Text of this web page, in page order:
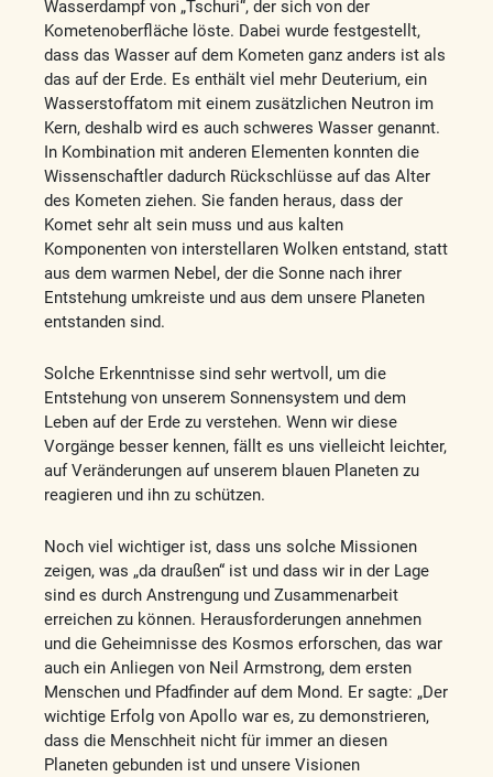
Wasserdampf von „Tschuri“, der sich von der
Kometenoberfläche löste. Dabei wurde festgestellt,
dass das Wasser auf dem Kometen ganz anders ist als
das auf der Erde. Es enthält viel mehr Deuterium, ein
Wasserstoffatom mit einem zusätzlichen Neutron im
Kern, deshalb wird es auch schweres Wasser genannt.
In Kombination mit anderen Elementen konnten die
Wissenschaftler dadurch Rückschlüsse auf das Alter
des Kometen ziehen. Sie fanden heraus, dass der
Komet sehr alt sein muss und aus kalten
Komponenten von interstellaren Wolken entstand, statt
aus dem warmen Nebel, der die Sonne nach ihrer
Entstehung umkreiste und aus dem unsere Planeten
entstanden sind.
Solche Erkenntnisse sind sehr wertvoll, um die
Entstehung von unserem Sonnensystem und dem
Leben auf der Erde zu verstehen. Wenn wir diese
Vorgänge besser kennen, fällt es uns vielleicht leichter,
auf Veränderungen auf unserem blauen Planeten zu
reagieren und ihn zu schützen.
Noch viel wichtiger ist, dass uns solche Missionen
zeigen, was „da draußen“ ist und dass wir in der Lage
sind es durch Anstrengung und Zusammenarbeit
erreichen zu können. Herausforderungen annehmen
und die Geheimnisse des Kosmos erforschen, das war
auch ein Anliegen von Neil Armstrong, dem ersten
Menschen und Pfadfinder auf dem Mond. Er sagte: „Der
wichtige Erfolg von Apollo war es, zu demonstrieren,
dass die Menschheit nicht für immer an diesen
Planeten gebunden ist und unsere Visionen